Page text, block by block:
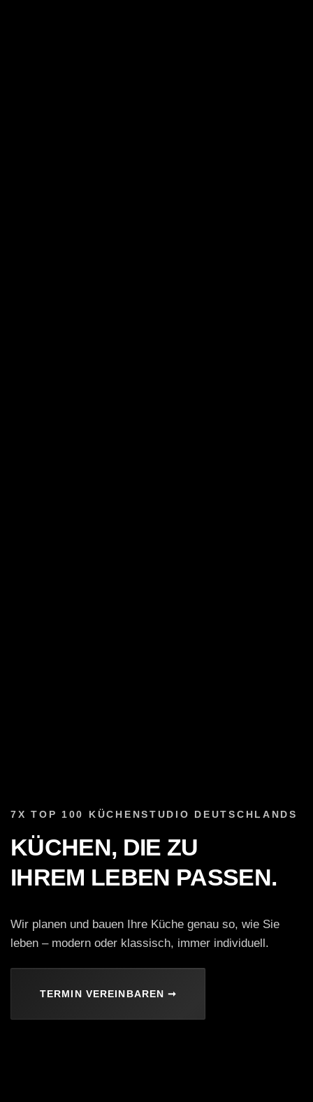
7X TOP 100 KÜCHENSTUDIO DEUTSCHLANDS
KÜCHEN, DIE ZU
IHREM LEBEN PASSEN.
TERMIN VEREINBAREN ➞
Wir planen und bauen Ihre Küche genau so, wie Sie
leben – modern oder klassisch, immer individuell.